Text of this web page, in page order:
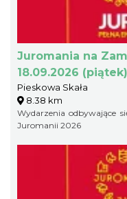
Juromania na
18.09.2026 (piątek)
Pieskowa Skała
8.38 km
Wydarzenia odbywające
Juromanii 2026